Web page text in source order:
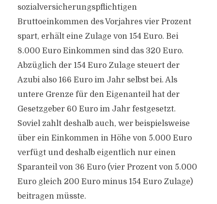
sozialversicherungspflichtigen
Bruttoeinkommen des Vorjahres vier Prozent
spart, erhält eine Zulage von 154 Euro. Bei
8.000 Euro Einkommen sind das 320 Euro.
Abzüglich der 154 Euro Zulage steuert der
Azubi also 166 Euro im Jahr selbst bei. Als
untere Grenze für den Eigenanteil hat der
Gesetzgeber 60 Euro im Jahr festgesetzt.
Soviel zahlt deshalb auch, wer beispielsweise
über ein Einkommen in Höhe von 5.000 Euro
verfügt und deshalb eigentlich nur einen
Sparanteil von 36 Euro (vier Prozent von 5.000
Euro gleich 200 Euro minus 154 Euro Zulage)
beitragen müsste.